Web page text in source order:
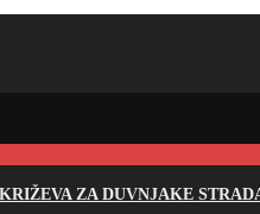
ZA DUVNJAKE